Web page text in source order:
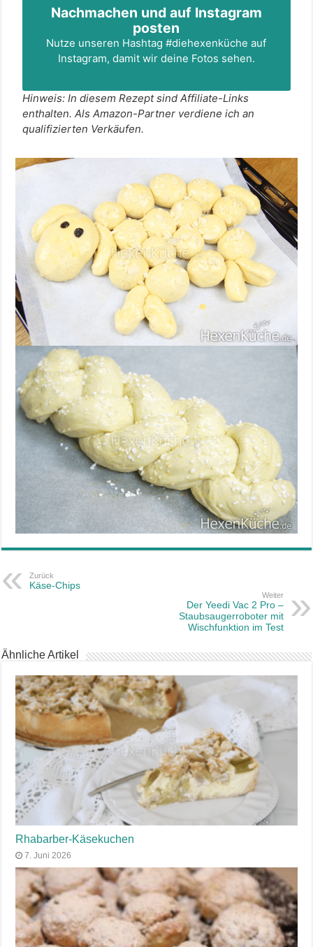
Nachmachen und auf Instagram
posten
Nutze unseren Hashtag#diehexenküche auf
Instagram, damit wir deine Fotos sehen.
Hinweis: In diesem Rezept sind Affiliate-Links
enthalten. Als Amazon-Partner verdiene ich an
qualifizierten Verkäufen.
Zurück
Käse-Chips
Weiter
Der Yeedi Vac 2 Pro –
Staubsaugerroboter mit
Wischfunktion im Test
Ähnliche Artikel
Rhabarber-Käsekuchen
7. Juni 2026